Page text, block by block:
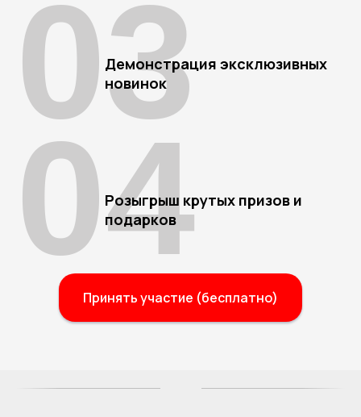
Демонстрация эксклюзивных
новинок
03
Розыгрыш крутых призов и
подарков
04
Принять участие (бесплатно)